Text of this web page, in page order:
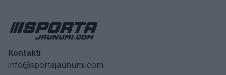
Kontakti
info@sportajaunumi.com